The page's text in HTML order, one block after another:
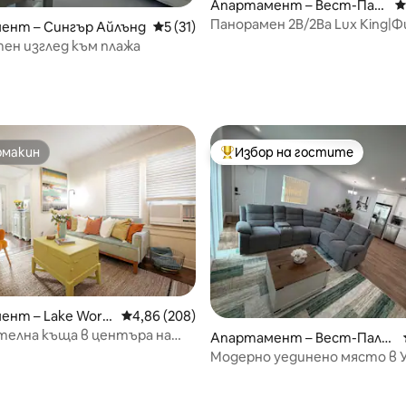
5, 78 отзива
– Сингър Айлънд Средна оценка: 5 от 5, 31 отзива
5 (31)
изглед към плажа
Апартамент – Вест-Пал
м-Бич
Панорамен 2B/2Ba Lux
– Lake Wort
Средна оценка: 4,86 от 5, 208 отзива
4,86 (208)
къща в центъра на
Най-популярен избор на
Избор на гостите
Апартамент – Вест-Палм
-Бич
Модерно уединено място в